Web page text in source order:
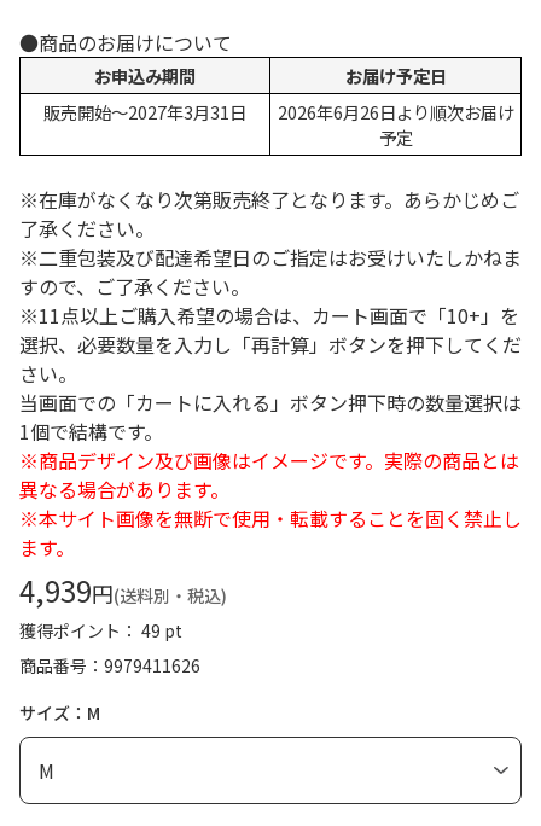
●商品のお届けについて
お申込み期間
お届け予定日
販売開始～2027年3月31日
2026年6月26日より順次お届け
予定
※在庫がなくなり次第販売終了となります。あらかじめご
了承ください。
※二重包装及び配達希望日のご指定はお受けいたしかねま
すので、ご了承ください。
※11点以上ご購入希望の場合は、カート画面で「10+」を
選択、必要数量を入力し「再計算」ボタンを押下してくだ
さい。
当画面での「カートに入れる」ボタン押下時の数量選択は
1個で結構です。
※商品デザイン及び画像はイメージです。実際の商品とは
異なる場合があります。
※本サイト画像を無断で使用・転載することを固く禁止し
ます。
4,939円(送料別・税込)
獲得ポイント： 49 pt
商品番号
9979411626
サイズ：M